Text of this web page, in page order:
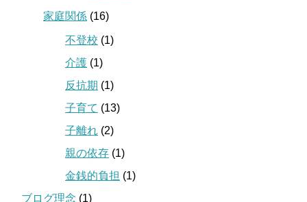
家庭関係 (16)
不登校 (1)
介護 (1)
反抗期 (1)
子育て (13)
子離れ (2)
親の依存 (1)
金銭的負担 (1)
ブログ理念 (1)